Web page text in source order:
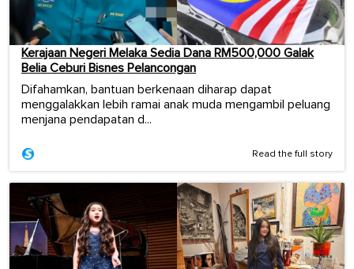
Kerajaan Negeri Melaka Sedia Dana RM500,000 Galak
Belia Ceburi Bisnes Pelancongan
Difahamkan, bantuan berkenaan diharap dapat
menggalakkan lebih ramai anak muda mengambil peluang
menjana pendapatan d...
Read the full story